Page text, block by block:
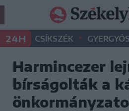
24H CSÍKSZÉK •
Harmincezer
bírságolták a